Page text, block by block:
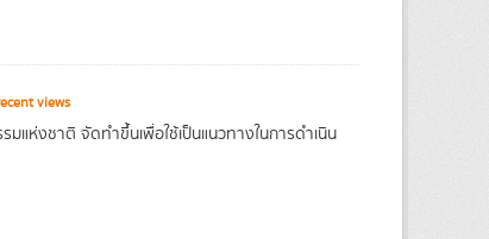
views
ห่งชาติ จัดทำขึ้นเพื่อใช้เป็นแนวทางในการดำเนิน